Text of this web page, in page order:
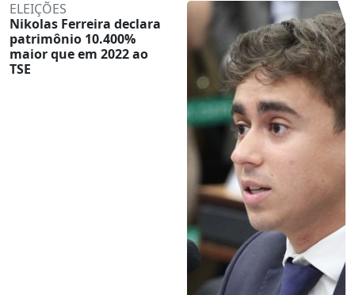
ELEIÇÕES
Nikolas Ferreira declara
patrimônio 10.400%
maior que em 2022 ao
TSE